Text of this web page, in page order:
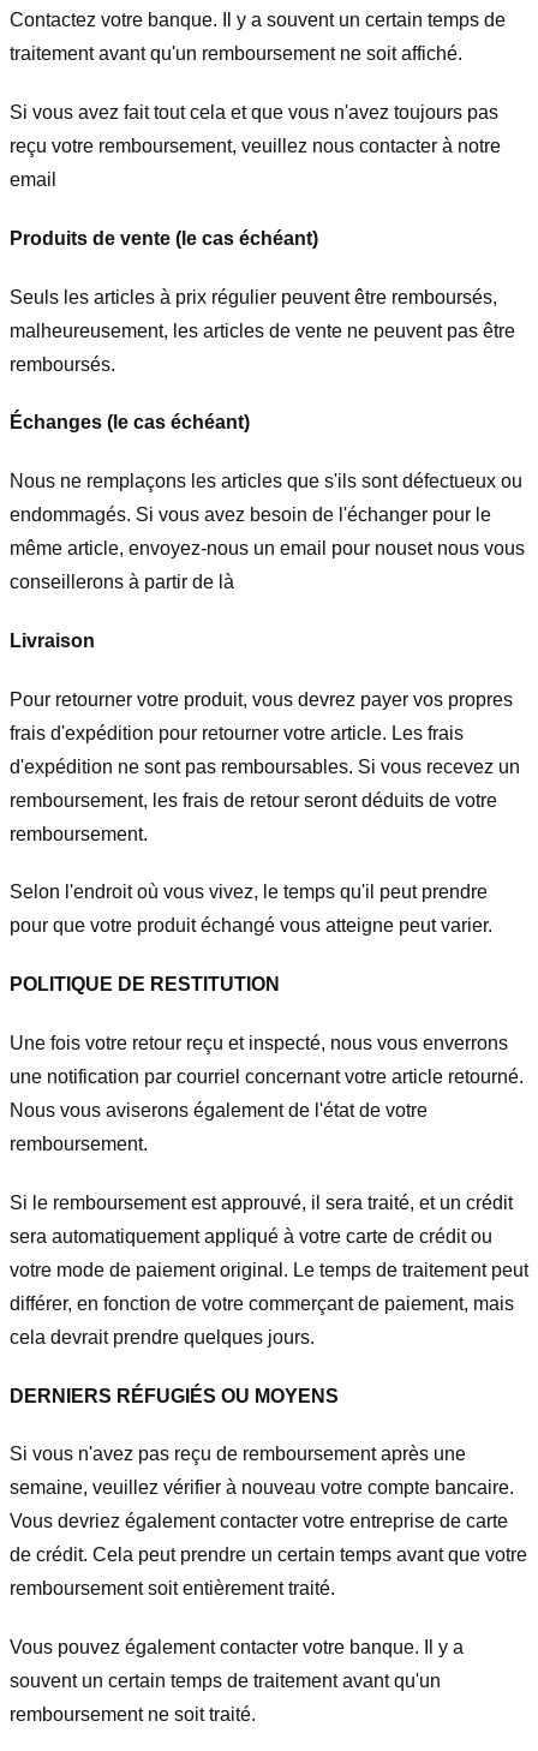
Contactez votre banque. Il y a souvent un certain temps de
traitement avant qu'un remboursement ne soit affiché.
Si vous avez fait tout cela et que vous n'avez toujours pas
reçu votre remboursement, veuillez nous contacter à notre
email
Produits de vente (le cas échéant)
Seuls les articles à prix régulier peuvent être remboursés,
malheureusement, les articles de vente ne peuvent pas être
remboursés.
Échanges (le cas échéant)
Nous ne remplaçons les articles que s'ils sont défectueux ou
endommagés. Si vous avez besoin de l'échanger pour le
même article, envoyez-nous un email pour nouset nous vous
conseillerons à partir de là
Livraison
Pour retourner votre produit, vous devrez payer vos propres
frais d'expédition pour retourner votre article. Les frais
d'expédition ne sont pas remboursables. Si vous recevez un
remboursement, les frais de retour seront déduits de votre
remboursement.
Selon l'endroit où vous vivez, le temps qu'il peut prendre
pour que votre produit échangé vous atteigne peut varier.
POLITIQUE DE RESTITUTION
Une fois votre retour reçu et inspecté, nous vous enverrons
une notification par courriel concernant votre article retourné.
Nous vous aviserons également de l'état de votre
remboursement.
Si le remboursement est approuvé, il sera traité, et un crédit
sera automatiquement appliqué à votre carte de crédit ou
votre mode de paiement original. Le temps de traitement peut
différer, en fonction de votre commerçant de paiement, mais
cela devrait prendre quelques jours.
DERNIERS RÉFUGIÉS OU MOYENS
Si vous n'avez pas reçu de remboursement après une
semaine, veuillez vérifier à nouveau votre compte bancaire.
Vous devriez également contacter votre entreprise de carte
de crédit. Cela peut prendre un certain temps avant que votre
remboursement soit entièrement traité.
Vous pouvez également contacter votre banque. Il y a
souvent un certain temps de traitement avant qu'un
remboursement ne soit traité.